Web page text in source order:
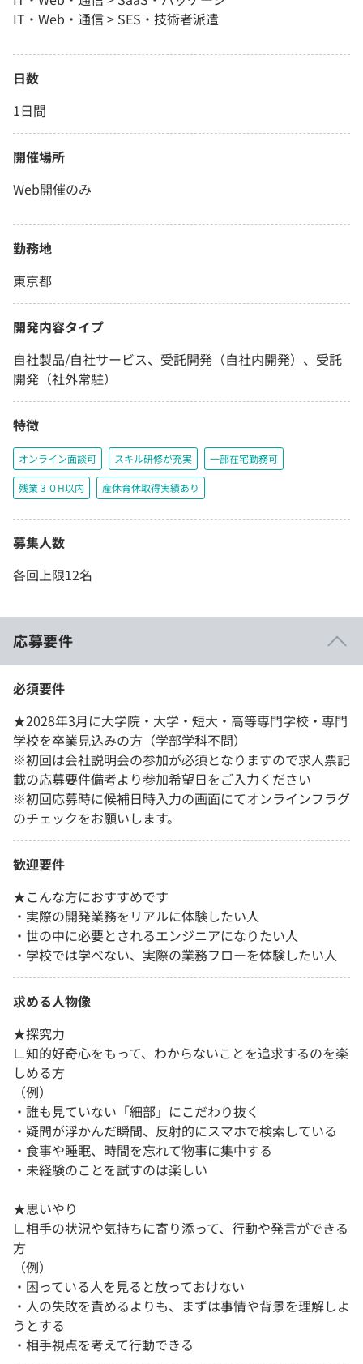
IT・Web・通信 > SES・技術者派遣
日数
1日間
開催場所
Web開催のみ
勤務地
東京都
開発内容タイプ
自社製品/自社サービス、受託開発（自社内開発）、受託
開発（社外常駐）
特徴
オンライン面談可 スキル研修が充実 一部在宅勤務可
残業３０H以内 産休育休取得実績あり
募集人数
各回上限12名
応募要件
必須要件
★2028年3月に大学院・大学・短大・高等専門学校・専門
学校を卒業見込みの方（学部学科不問）
※初回は会社説明会の参加が必須となりますので求人票記
載の応募要件備考より参加希望日をご入力ください
※初回応募時に候補日時入力の画面にてオンラインフラグ
のチェックをお願いします。
歓迎要件
★こんな方におすすめです
・実際の開発業務をリアルに体験したい人
・世の中に必要とされるエンジニアになりたい人
・学校では学べない、実際の業務フローを体験したい人
求める人物像
★探究力
∟知的好奇心をもって、わからないことを追求するのを楽
しめる方
（例）
・誰も見ていない「細部」にこだわり抜く
・疑問が浮かんだ瞬間、反射的にスマホで検索している
・食事や睡眠、時間を忘れて物事に集中する
・未経験のことを試すのは楽しい
★思いやり
∟相手の状況や気持ちに寄り添って、行動や発言ができる
方
（例）
・困っている人を見ると放っておけない
・人の失敗を責めるよりも、まずは事情や背景を理解しよ
うとする
・相手視点を考えて行動できる